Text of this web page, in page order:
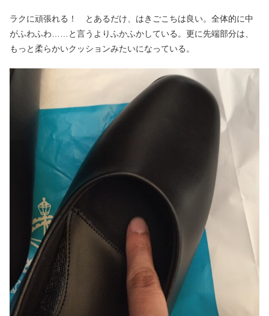
ラクに頑張れる！ とあるだけ、はきごこちは良い。全体的に中
がふわふわ……と言うよりふかふかしている。更に先端部分は、
もっと柔らかいクッションみたいになっている。